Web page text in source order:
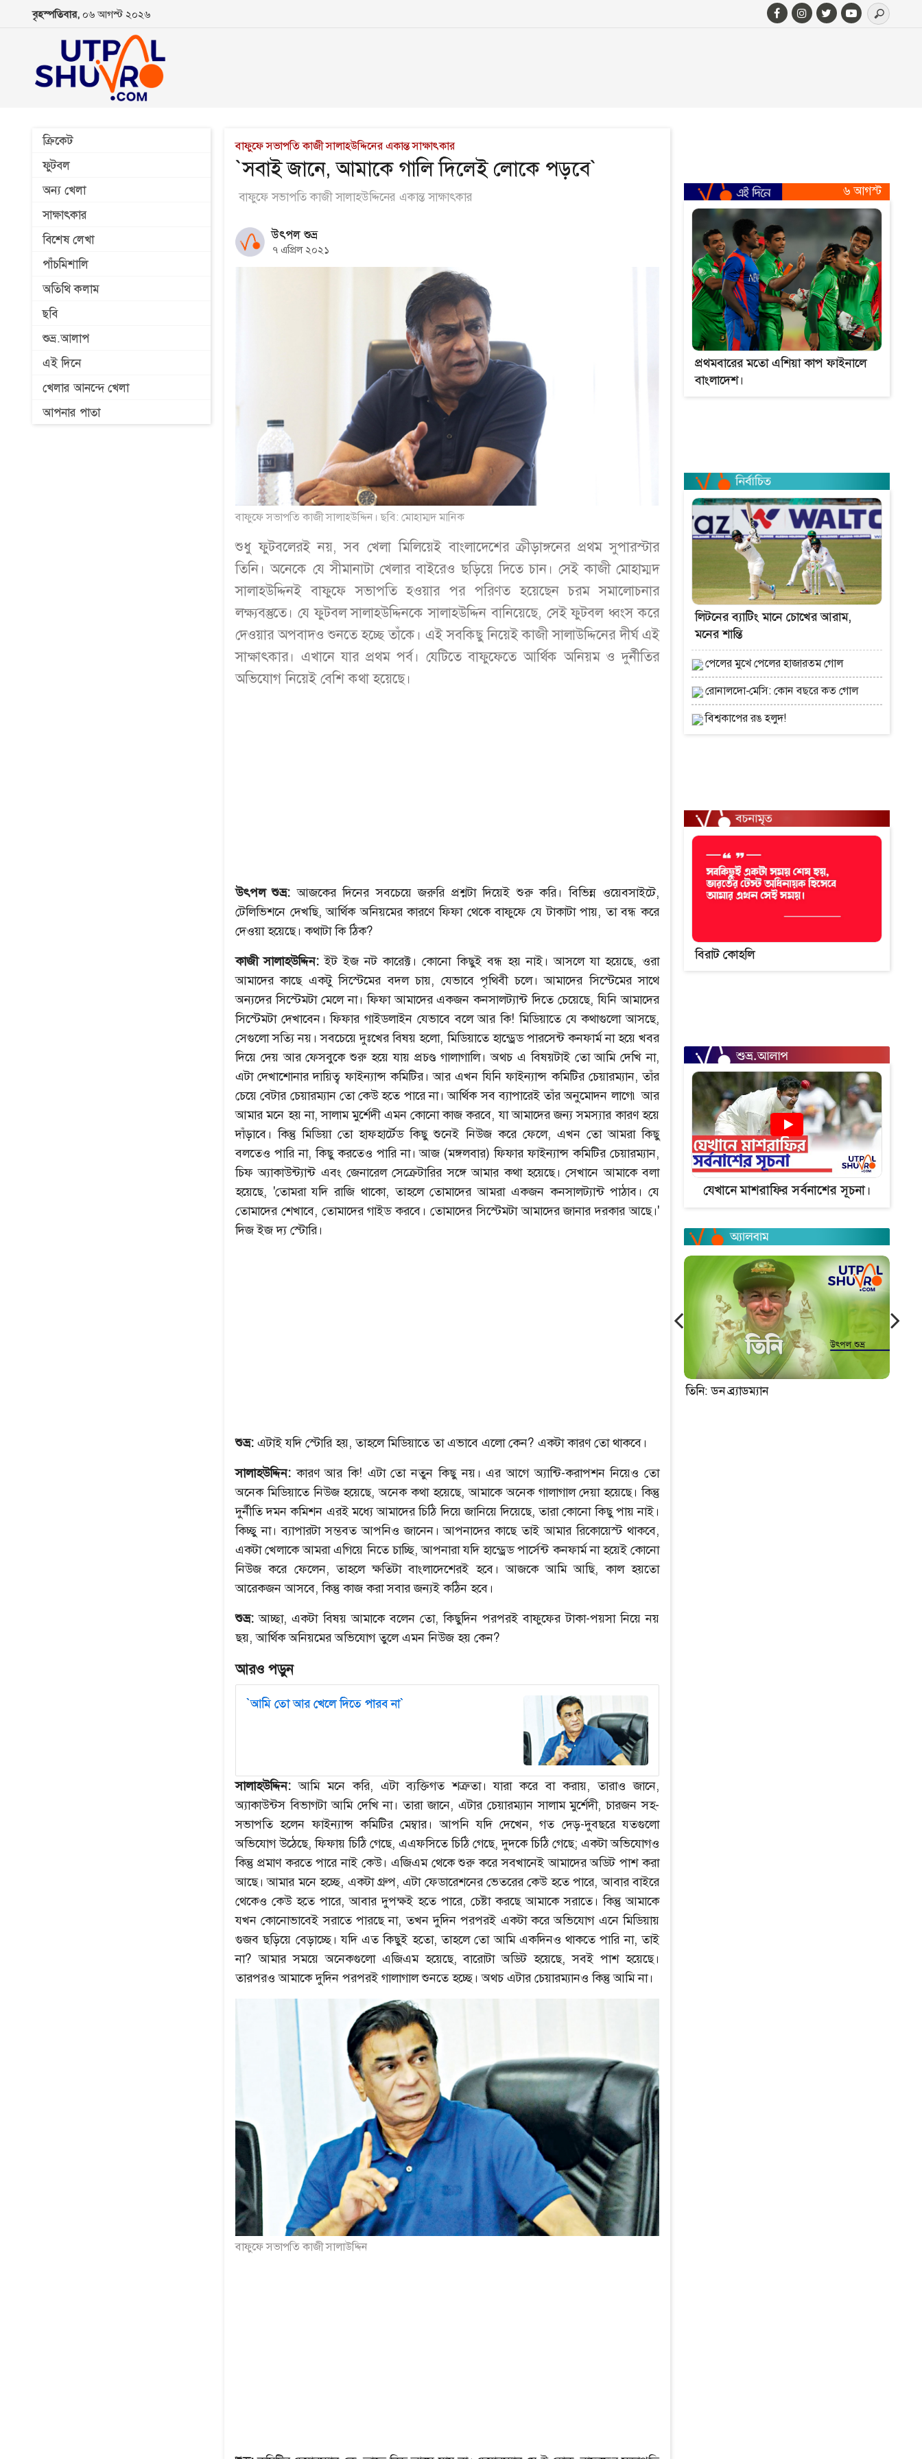
বৃহস্পতিবার, ০৬ আগস্ট ২০২৬
ক্রিকেট
ফুটবল
অন্য খেলা
সাক্ষাৎকার
বিশেষ লেখা
পাঁচমিশালি
অতিথি কলাম
ছবি
শুভ্র.আলাপ
এই দিনে
খেলার আনন্দে খেলা
আপনার পাতা
বাফুফে সভাপতি কাজী সালাহউদ্দিনের একান্ত সাক্ষাৎকার
`সবাই জানে, আমাকে গালি দিলেই লোকে পড়বে`
বাফুফে সভাপতি কাজী সালাহউদ্দিনের একান্ত সাক্ষাৎকার
উৎপল শুভ্র
৭ এপ্রিল ২০২১
বাফুফে সভাপতি কাজী সালাহউদ্দিন। ছবি: মোহাম্মদ মানিক
শুধু ফুটবলেরই নয়, সব খেলা মিলিয়েই বাংলাদেশের ক্রীড়াঙ্গনের প্রথম সুপারস্টার
তিনি। অনেকে যে সীমানাটা খেলার বাইরেও ছড়িয়ে দিতে চান। সেই কাজী মোহাম্মদ
সালাহউদ্দিনই বাফুফে সভাপতি হওয়ার পর পরিণত হয়েছেন চরম সমালোচনার
লক্ষ্যবস্তুতে। যে ফুটবল সালাহউদ্দিনকে সালাহউদ্দিন বানিয়েছে, সেই ফুটবল ধ্বংস করে
দেওয়ার অপবাদও শুনতে হচ্ছে তাঁকে। এই সবকিছু নিয়েই কাজী সালাউদ্দিনের দীর্ঘ এই
সাক্ষাৎকার। এখানে যার প্রথম পর্ব। যেটিতে বাফুফেতে আর্থিক অনিয়ম ও দুর্নীতির
অভিযোগ নিয়েই বেশি কথা হয়েছে।
উৎপল শুভ্র: আজকের দিনের সবচেয়ে জরুরি প্রশ্নটা দিয়েই শুরু করি। বিভিন্ন ওয়েবসাইটে,
টেলিভিশনে দেখছি, আর্থিক অনিয়মের কারণে ফিফা থেকে বাফুফে যে টাকাটা পায়, তা বন্ধ করে
দেওয়া হয়েছে। কথাটা কি ঠিক?
কাজী সালাহউদ্দিন: ইট ইজ নট কারেক্ট। কোনো কিছুই বন্ধ হয় নাই। আসলে যা হয়েছে, ওরা
আমাদের কাছে একটু সিস্টেমের বদল চায়, যেভাবে পৃথিবী চলে। আমাদের সিস্টেমের সাথে
অন্যদের সিস্টেমটা মেলে না। ফিফা আমাদের একজন কনসালট্যান্ট দিতে চেয়েছে, যিনি আমাদের
সিস্টেমটা দেখাবেন। ফিফার গাইডলাইন যেভাবে বলে আর কি! মিডিয়াতে যে কথাগুলো আসছে,
সেগুলো সত্যি নয়। সবচেয়ে দুঃখের বিষয় হলো, মিডিয়াতে হান্ড্রেড পারসেন্ট কনফার্ম না হয়ে খবর
দিয়ে দেয় আর ফেসবুকে শুরু হয়ে যায় প্রচণ্ড গালাগালি। অথচ এ বিষয়টাই তো আমি দেখি না,
এটা দেখাশোনার দায়িত্ব ফাইন্যান্স কমিটির। আর এখন যিনি ফাইন্যান্স কমিটির চেয়ারম্যান, তাঁর
চেয়ে বেটার চেয়ারম্যান তো কেউ হতে পারে না। আর্থিক সব ব্যাপারেই তাঁর অনুমোদন লাগে৷ আর
আমার মনে হয় না, সালাম মুর্শেদী এমন কোনো কাজ করবে, যা আমাদের জন্য সমস্যার কারণ হয়ে
দাঁড়াবে। কিন্তু মিডিয়া তো হাফহার্টেড কিছু শুনেই নিউজ করে ফেলে, এখন তো আমরা কিছু
বলতেও পারি না, কিছু করতেও পারি না। আজ (মঙ্গলবার) ফিফার ফাইন্যান্স কমিটির চেয়ারম্যান,
চিফ অ্যাকাউন্ট্যান্ট এবং জেনারেল সেক্রেটারির সঙ্গে আমার কথা হয়েছে। সেখানে আমাকে বলা
হয়েছে, 'তোমরা যদি রাজি থাকো, তাহলে তোমাদের আমরা একজন কনসালট্যান্ট পাঠাব। যে
তোমাদের শেখাবে, তোমাদের গাইড করবে। তোমাদের সিস্টেমটা আমাদের জানার দরকার আছে।'
দিজ ইজ দ্য স্টোরি।
শুভ্র: এটাই যদি স্টোরি হয়, তাহলে মিডিয়াতে তা এভাবে এলো কেন? একটা কারণ তো থাকবে।
সালাহউদ্দিন: কারণ আর কি! এটা তো নতুন কিছু নয়। এর আগে অ্যান্টি-করাপশন নিয়েও তো
অনেক মিডিয়াতে নিউজ হয়েছে, অনেক কথা হয়েছে, আমাকে অনেক গালাগাল দেয়া হয়েছে। কিন্তু
দুর্নীতি দমন কমিশন এরই মধ্যে আমাদের চিঠি দিয়ে জানিয়ে দিয়েছে, তারা কোনো কিছু পায় নাই।
কিচ্ছু না। ব্যাপারটা সম্ভবত আপনিও জানেন। আপনাদের কাছে তাই আমার রিকোয়েস্ট থাকবে,
একটা খেলাকে আমরা এগিয়ে নিতে চাচ্ছি, আপনারা যদি হান্ড্রেড পার্সেন্ট কনফার্ম না হয়েই কোনো
নিউজ করে ফেলেন, তাহলে ক্ষতিটা বাংলাদেশেরই হবে। আজকে আমি আছি, কাল হয়তো
আরেকজন আসবে, কিন্তু কাজ করা সবার জন্যই কঠিন হবে।
শুভ্র: আচ্ছা, একটা বিষয় আমাকে বলেন তো, কিছুদিন পরপরই বাফুফের টাকা-পয়সা নিয়ে নয়
ছয়, আর্থিক অনিয়মের অভিযোগ তুলে এমন নিউজ হয় কেন?
আরও পড়ুন
`আমি তো আর খেলে দিতে পারব না`
`আমি তো আর খেলে দিতে
পারব না`
সালাহউদ্দিন: আমি মনে করি, এটা ব্যক্তিগত শত্রুতা। যারা করে বা করায়, তারাও জানে,
অ্যাকাউন্টস বিভাগটা আমি দেখি না। তারা জানে, এটার চেয়ারম্যান সালাম মুর্শেদী, চারজন সহ-
সভাপতি হলেন ফাইন্যান্স কমিটির মেম্বার। আপনি যদি দেখেন, গত দেড়-দুবছরে যতগুলো
অভিযোগ উঠেছে, ফিফায় চিঠি গেছে, এএফসিতে চিঠি গেছে, দুদকে চিঠি গেছে; একটা অভিযোগও
কিন্তু প্রমাণ করতে পারে নাই কেউ। এজিএম থেকে শুরু করে সবখানেই আমাদের অডিট পাশ করা
আছে। আমার মনে হচ্ছে, একটা গ্রুপ, এটা ফেডারেশনের ভেতরের কেউ হতে পারে, আবার বাইরে
থেকেও কেউ হতে পারে, আবার দুপক্ষই হতে পারে, চেষ্টা করছে আমাকে সরাতে। কিন্তু আমাকে
যখন কোনোভাবেই সরাতে পারছে না, তখন দুদিন পরপরই একটা করে অভিযোগ এনে মিডিয়ায়
গুজব ছড়িয়ে বেড়াচ্ছে। যদি এত কিছুই হতো, তাহলে তো আমি একদিনও থাকতে পারি না, তাই
না? আমার সময়ে অনেকগুলো এজিএম হয়েছে, বারোটা অডিট হয়েছে, সবই পাশ হয়েছে।
তারপরও আমাকে দুদিন পরপরই গালাগাল শুনতে হচ্ছে। অথচ এটার চেয়ারম্যানও কিন্তু আমি না।
বাফুফে সভাপতি কাজী সালাউদ্দিন
৬ আগস্ট
প্রথমবারের মতো এশিয়া কাপ ফাইনালে
বাংলাদেশ।
লিটনের ব্যাটিং মানে চোখের আরাম,
মনের শান্তি
পেলের মুখে পেলের হাজারতম গোল
রোনালদো-মেসি: কোন বছরে কত গোল
বিশ্বকাপের রঙ হলুদ!
বিরাট কোহলি
যেখানে মাশরাফির সর্বনাশের সূচনা।
তিনি: ডন ব্র্যাডম্যান